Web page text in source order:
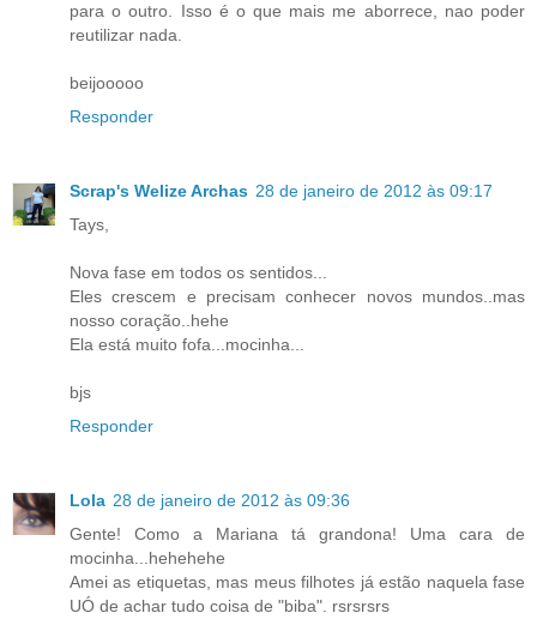
para o outro. Isso é o que mais me aborrece, nao poder
reutilizar nada.
beijooooo
Responder
Scrap's Welize Archas 28 de janeiro de 2012 às 09:17
Tays,
Nova fase em todos os sentidos...
Eles crescem e precisam conhecer novos mundos..mas
nosso coração..hehe
Ela está muito fofa...mocinha...
bjs
Responder
Lola 28 de janeiro de 2012 às 09:36
Gente! Como a Mariana tá grandona! Uma cara de
mocinha...hehehehe
Amei as etiquetas, mas meus filhotes já estão naquela fase
UÓ de achar tudo coisa de "biba". rsrsrsrs